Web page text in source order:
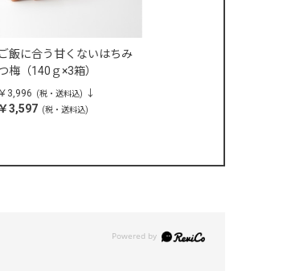
ご飯に合う甘くないはちみ
梅（140ｇ×3箱）
￥3,996 (税・送料込)
￥3,597 (税・送料込)